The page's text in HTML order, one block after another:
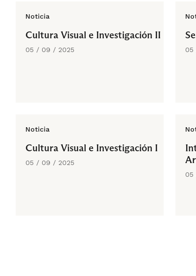
Noticia
Cultura Visual e Investigación II
05 / 09 / 2025 05
Noticia
Cultura Visual e Investigación I
05 / 09 / 2025
05